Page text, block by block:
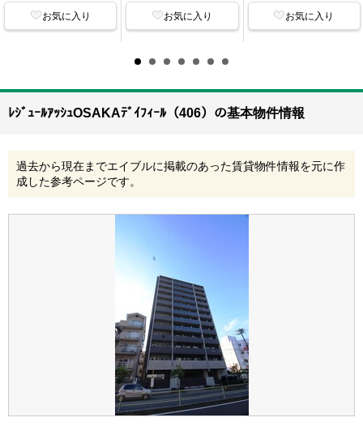
お気に入り お気に入り お気に入り
ﾚｼﾞｭｰﾙｱｯｼｭOSAKAﾃﾞｲﾌｨｰﾙ（406）の基本物件情報
過去から現在までエイブルに掲載のあった賃貸物件情報を元に作
成した参考ページです。